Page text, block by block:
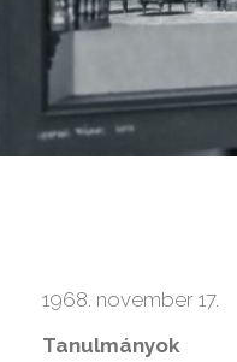
1968. november 17.
Tanulmányok